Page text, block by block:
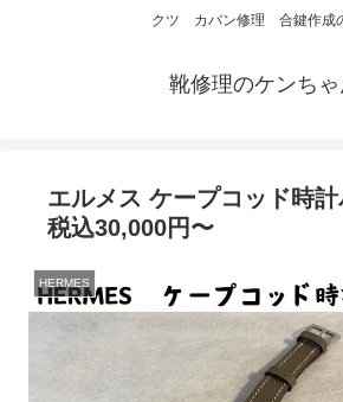
クツ カバン修理 合鍵作成
靴修理のケンちゃ
エルメス ケープコッド時
税込30,000円〜
HERMES